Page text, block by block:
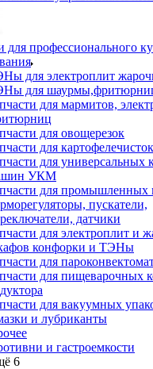
для профессионального
для электроплит
для
для мармитов,
для овощерезок
для картофелечисток
для универсальных
УКМ
для промышленных
пускатели,
датчики
для электроплит и
конфорки и ТЭНы
для
для пищеварочных
для вакуумных
и лубриканты
и гастроемкости
6